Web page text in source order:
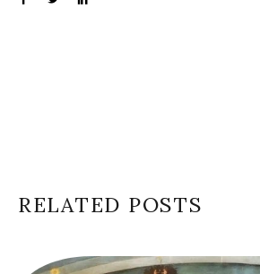
RELATED POSTS